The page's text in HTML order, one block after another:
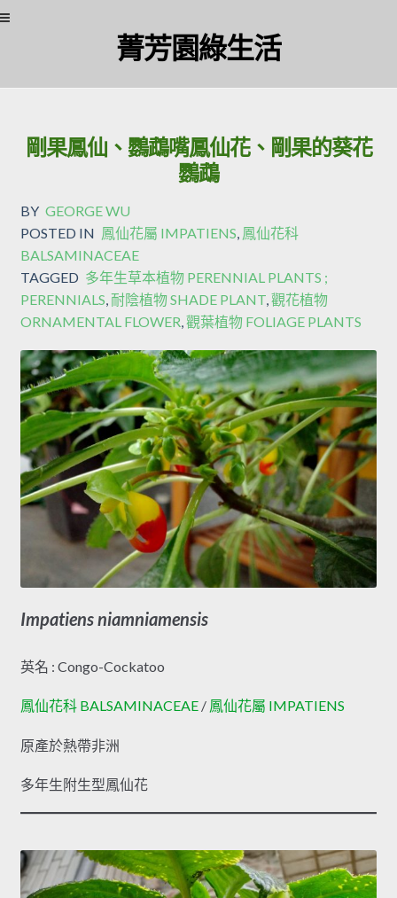
菁芳園綠生活
剛果鳳仙、鸚鵡嘴鳳仙花、剛果的葵花
鸚鵡
BY GEORGE WU
POSTED IN 鳳仙花屬 IMPATIENS, 鳳仙花科
BALSAMINACEAE
TAGGED 多年生草本植物 PERENNIAL PLANTS ;
PERENNIALS,耐陰植物 SHADE PLANT,觀花植物
ORNAMENTAL FLOWER,觀葉植物 FOLIAGE PLANTS
Impatiens niamniamensis
英名 : Congo-Cockatoo
鳳仙花科 BALSAMINACEAE/ 鳳仙花屬 IMPATIENS
原產於熱帶非洲
多年生附生型鳳仙花